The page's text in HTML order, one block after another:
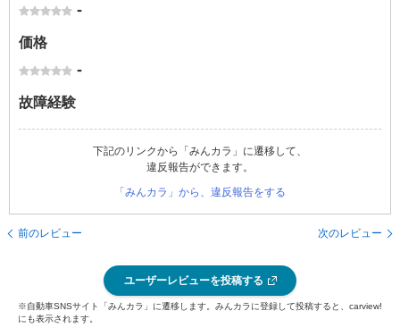
-
価格
-
故障経験
下記のリンクから「みんカラ」に遷移して、
違反報告ができます。
「みんカラ」から、違反報告をする
前のレビュー 次のレビュー
ユーザーレビューを投稿する
※自動車SNSサイト「みんカラ」に遷移します。みんカラに登録して投稿すると、carview!
にも表示されます。